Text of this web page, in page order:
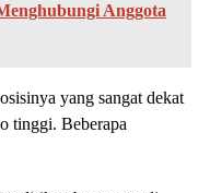
Anggota
yang sangat dekat
tinggi. Beberapa